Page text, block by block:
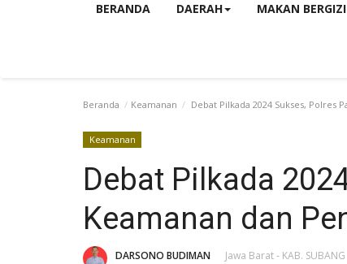
BERANDA DAERAH MAKAN BERGIZI
Beranda Keamanan Debat Pilkada 2024 Sukses, Polres
Keamanan
Debat Pilkada
Keamanan dan
DARSONO BUDIMAN Jawa Barat - KAB. SUBANG